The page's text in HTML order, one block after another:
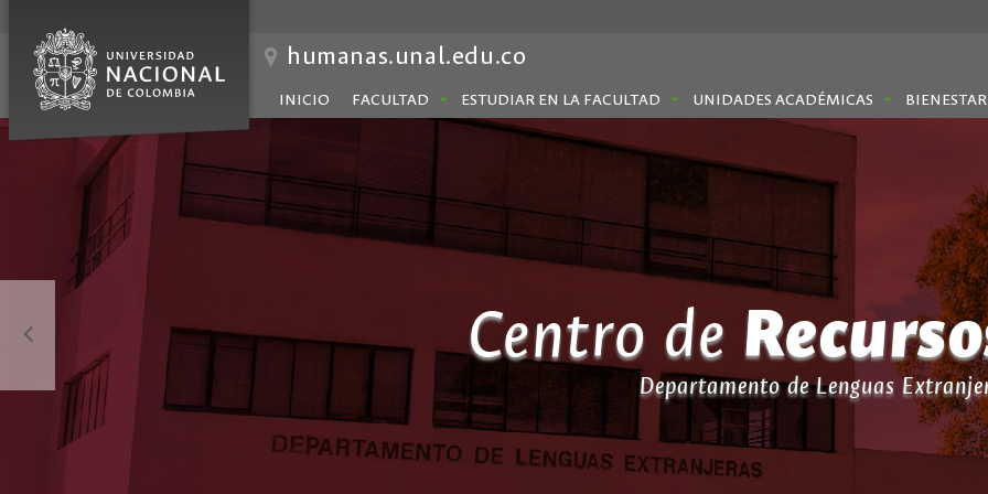
humanas.unal.edu.co
INICIO FACULTAD ESTUDIAR EN LA FACULTAD UNIDADES ACADÉMICAS BIENESTAR
Centro de
Departamento de Lenguas
Departamento de Lenguas